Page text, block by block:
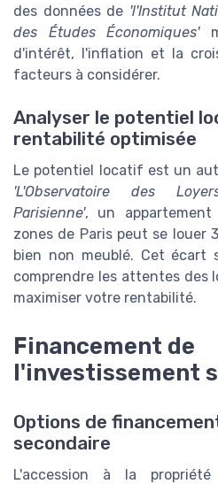
des données de 'l'Institut
des Études Économiques'
d'intérêt, l'inflation et la
facteurs à considérer.
Analyser le potentiel
rentabilité optimisée
Le potentiel locatif est un
'L'Observatoire des
Parisienne', un appartement
zones de Paris peut se louer
bien non meublé. Cet écart
comprendre les attentes des
maximiser votre rentabilité.
Financement de
l'investissement
Options de
secondaire
L'accession à la